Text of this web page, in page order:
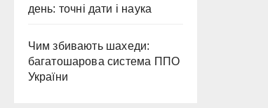
день: точні дати і наука
Чим збивають шахеди:
багатошарова система ППО
України